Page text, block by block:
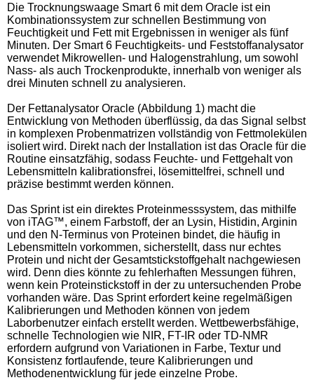
Die Trocknungswaage Smart 6 mit dem Oracle ist ein
Kombinationssystem zur schnellen Bestimmung von
Feuchtigkeit und Fett mit Ergebnissen in weniger als fünf
Minuten. Der Smart 6 Feuchtigkeits- und Feststoffanalysator
verwendet Mikrowellen- und Halogenstrahlung, um sowohl
Nass- als auch Trockenprodukte, innerhalb von weniger als
drei Minuten schnell zu analysieren.
Der Fettanalysator Oracle (Abbildung 1) macht die
Entwicklung von Methoden überflüssig, da das Signal selbst
in komplexen Probenmatrizen vollständig von Fettmolekülen
isoliert wird. Direkt nach der Installation ist das Oracle für die
Routine einsatzfähig, sodass Feuchte- und Fettgehalt von
Lebensmitteln kalibrationsfrei, lösemittelfrei, schnell und
präzise bestimmt werden können.
Das Sprint ist ein direktes Proteinmesssystem, das mithilfe
von iTAG™, einem Farbstoff, der an Lysin, Histidin, Arginin
und den N-Terminus von Proteinen bindet, die häufig in
Lebensmitteln vorkommen, sicherstellt, dass nur echtes
Protein und nicht der Gesamtstickstoffgehalt nachgewiesen
wird. Denn dies könnte zu fehlerhaften Messungen führen,
wenn kein Proteinstickstoff in der zu untersuchenden Probe
vorhanden wäre. Das Sprint erfordert keine regelmäßigen
Kalibrierungen und Methoden können von jedem
Laborbenutzer einfach erstellt werden. Wettbewerbsfähige,
schnelle Technologien wie NIR, FT-IR oder TD-NMR
erfordern aufgrund von Variationen in Farbe, Textur und
Konsistenz fortlaufende, teure Kalibrierungen und
Methodenentwicklung für jede einzelne Probe.